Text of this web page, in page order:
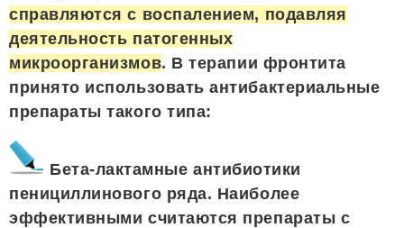
справляются с воспалением, подавляя
деятельность патогенных
микроорганизмов. В терапии фронтита
принято использовать антибактериальные
препараты такого типа:
Бета-лактамные антибиотики
пенициллинового ряда. Наиболее
эффективными считаются препараты с